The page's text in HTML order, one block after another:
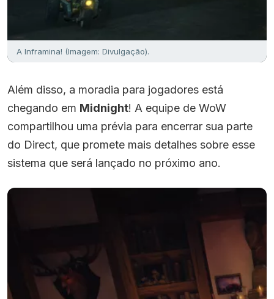
A Inframina! (Imagem: Divulgação).
Além disso, a moradia para jogadores está
chegando em Midnight! A equipe de WoW
compartilhou uma prévia para encerrar sua parte
do Direct, que promete mais detalhes sobre esse
sistema que será lançado no próximo ano.